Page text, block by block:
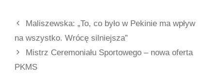
Maliszewska: „To, co było w Pekinie ma wpływ
na wszystko. Wrócę silniejsza”
Mistrz Ceremoniału Sportowego – nowa oferta
PKMS